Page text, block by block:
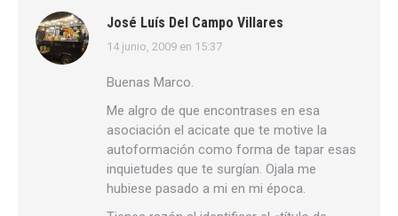
José Luís Del Campo Villares
dice:
14 junio, 2009 en 15:37
Buenas Marco.
Me algro de que encontrases en esa
asociación el acicate que te motive la
autoformación como forma de tapar esas
inquietudes que te surgían. Ojala me
hubiese pasado a mi en mi época.